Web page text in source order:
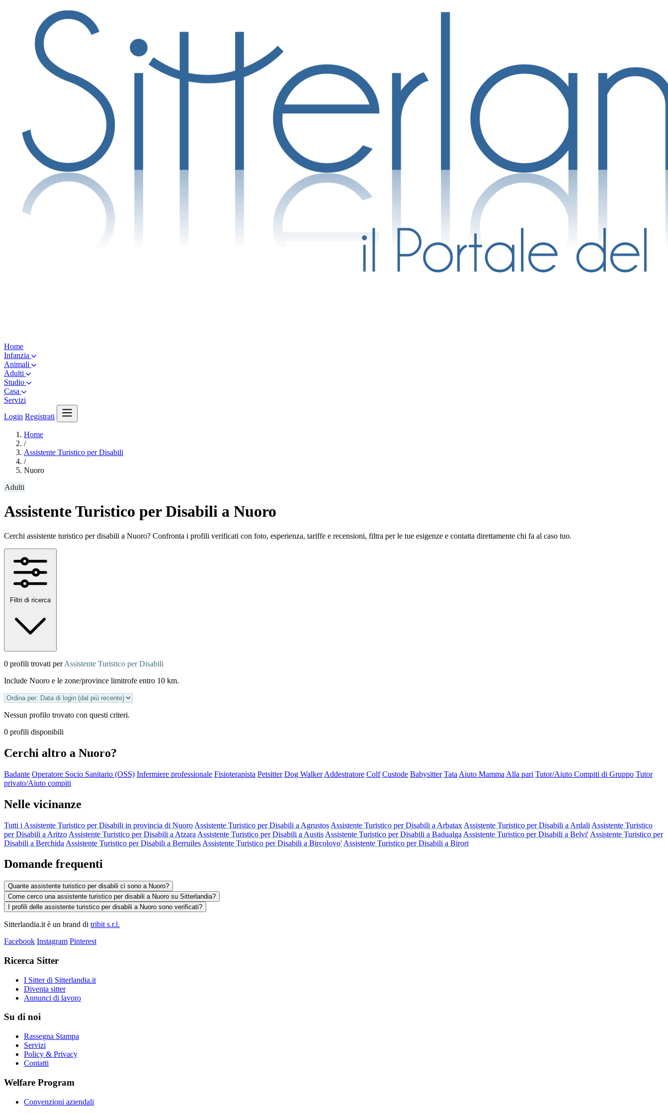
Home
Infanzia
Animali
Adulti
Studio
Casa
Servizi
Login Registrati
Home
/
Assistente Turistico per Disabili
/
Nuoro
Adulti
Assistente Turistico per Disabili a Nuoro
Cerchi assistente turistico per disabili a Nuoro? Confronta i profili verificati con foto, esperienza, tariffe e recensioni, filtra per le tue esigenze e contatta direttamente chi fa al caso tuo.
Filtri di ricerca
0 profili trovati perAssistente Turistico per Disabili
Include Nuoro e le zone/province limitrofe entro 10 km.
Nessun profilo trovato con questi criteri.
0 profili disponibili
Cerchi altro a Nuoro?
Badante Operatore Socio Sanitario (OSS) Infermiere professionale Fisioterapista Petsitter Dog Walker Addestratore Colf Custode Babysitter Tata Aiuto Mamma Alla pari Tutor/Aiuto Compiti di Gruppo Tutor
privato/Aiuto compiti
Nelle vicinanze
Tutti i Assistente Turistico per Disabili in provincia di Nuoro Assistente Turistico per Disabili a Agrustos Assistente Turistico per Disabili a Arbatax Assistente Turistico per Disabili a Ardali Assistente Turistico
per Disabili a Aritzo Assistente Turistico per Disabili a Atzara Assistente Turistico per Disabili a Austis Assistente Turistico per Disabili a Badualga Assistente Turistico per Disabili a Belvi' Assistente Turistico per
Disabili a Berchida Assistente Turistico per Disabili a Berruiles Assistente Turistico per Disabili a Bircolovo' Assistente Turistico per Disabili a Birori
Domande frequenti
Quante assistente turistico per disabili ci sono a Nuoro?
Come cerco una assistente turistico per disabili a Nuoro su Sitterlandia?
I profili delle assistente turistico per disabili a Nuoro sono verificati?
Sitterlandia.it è un brand di tribit s.r.l.
Facebook Instagram Pinterest
Ricerca Sitter
I Sitter di Sitterlandia.it
Diventa sitter
Annunci di lavoro
Su di noi
Rassegna Stampa
Servizi
Policy & Privacy
Contatti
Welfare Program
Convenzioni aziendali